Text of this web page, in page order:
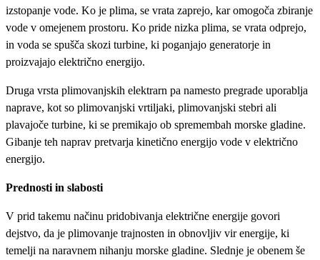
izstopanje vode. Ko je plima, se vrata zaprejo, kar omogoča zbiranje
vode v omejenem prostoru. Ko pride nizka plima, se vrata odprejo,
in voda se spušča skozi turbine, ki poganjajo generatorje in
proizvajajo električno energijo.
Druga vrsta plimovanjskih elektrarn pa namesto pregrade uporablja
naprave, kot so plimovanjski vrtiljaki, plimovanjski stebri ali
plavajoče turbine, ki se premikajo ob spremembah morske gladine.
Gibanje teh naprav pretvarja kinetično energijo vode v električno
energijo.
Prednosti in slabosti
V prid takemu načinu pridobivanja električne energije govori
dejstvo, da je plimovanje trajnosten in obnovljiv vir energije, ki
temelji na naravnem nihanju morske gladine. Slednje je obenem še